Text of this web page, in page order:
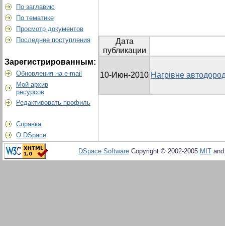
По заглавию
По тематике
Просмотр документов
Последние поступления
Зарегистрированным:
Обновления на e-mail
Мой архив
ресурсов
Редактировать профиль
Справка
О DSpace
Дата
публикации
10-Июн-2010 Нагрівне
DSpace Software Copyright © 2002-2005 MIT